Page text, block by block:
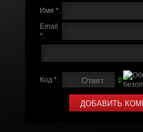
Имя *:
Email
*:
Код *: